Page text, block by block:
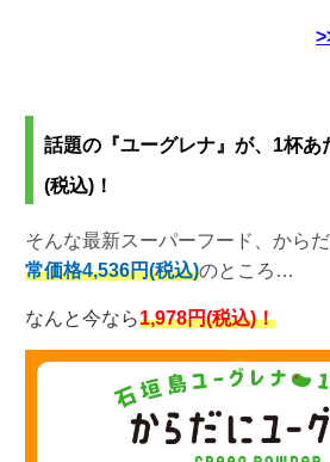
話題の『ユーグレナ』が、1杯あ
(税込)！
そんな最新スーパーフード、から
常価格4,536円(税込)のところ…
なんと今なら1,978円(税込)！